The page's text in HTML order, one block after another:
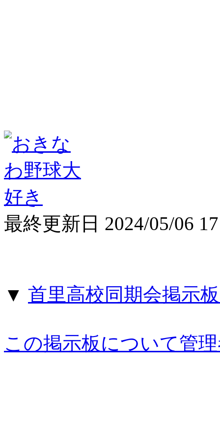
最終更新日 2024/05/06
▼ 首里高校同期会掲示
この掲示板について管